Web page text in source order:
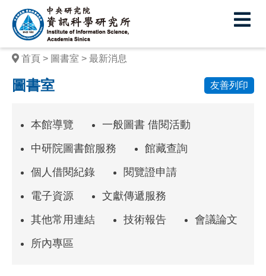
中
央
研
究
院
學
研
究
所
首頁 圖書室 最新消息
圖書室 友善列印
本館導覽
一般圖書 借閱活動
中研院圖書館服務
館藏查詢
個人借閱紀錄
閱覽證申請
電子資源
文獻傳遞服務
其他常用連結
技術報告
會議論文
所內專區